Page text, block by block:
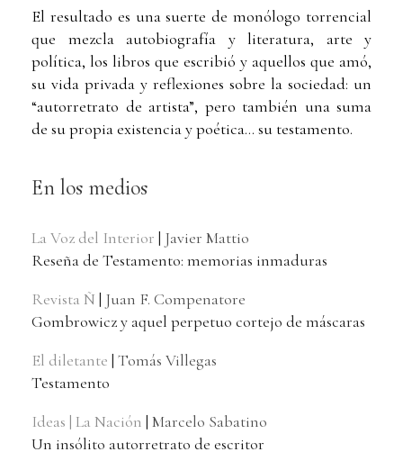
El resultado es una suerte de monólogo torrencial
que mezcla autobiografía y literatura, arte y
política, los libros que escribió y aquellos que amó,
su vida privada y reflexiones sobre la sociedad: un
“autorretrato de artista”, pero también una suma
de su propia existencia y poética... su testamento.
En los medios
La Voz del Interior | Javier Mattio
Reseña de Testamento: memorias inmaduras
Revista Ñ | Juan F. Compenatore
Gombrowicz y aquel perpetuo cortejo de máscaras
El diletante | Tomás Villegas
Testamento
Ideas | La Nación | Marcelo Sabatino
Un insólito autorretrato de escritor